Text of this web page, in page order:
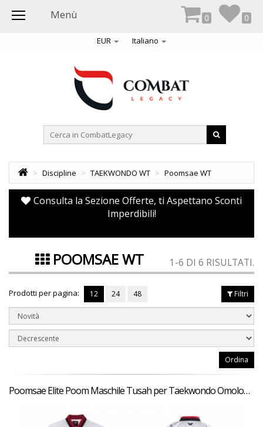
EUR Italiano
0 0
Menù
> Discipline > TAEKWONDO WT > Poomsae WT
Consulta la Sezione Offerte, ti Aspettano Sconti
Imperdibili!
POOMSAE WT 1-6 DI 6 RISULTATI.
Prodotti per pagina: 12 24 48 Filtri
Ordina
Poomsae Elite Poom Maschile Tusah per Taekwondo Omologato WT per forme e competizioni